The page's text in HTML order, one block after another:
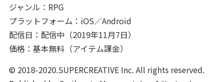
ジャンル：RPG
プラットフォーム：iOS／Android
配信日：配信中（2019年11月7日）
価格：基本無料（アイテム課金）
© 2018-2020.SUPERCREATIVE Inc. All rights reserved.